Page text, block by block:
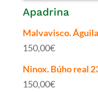
Apadrina
Malvavisco.
150,00€
Ninox. Búho real
150,00€